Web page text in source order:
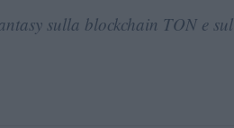
sulla blockchain TON e sul